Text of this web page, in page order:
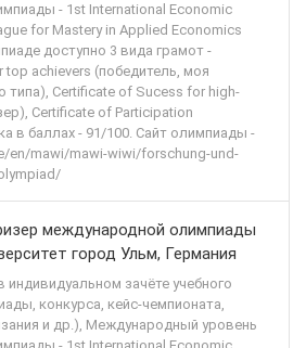
- 1st International Economic
for Mastery in Applied Economics
доступно 3 вида грамот -
top achievers (победитель, моя
типа), Certificate of Sucess for high-
Certificate of Participation
в баллах - 91/100. Сайт олимпиады -
en/mawi/mawi-wiwi/forschung-und-
международной олимпиады
город Ульм, Германия
зачёте учебного
конкурса, кейс-чемпионата,
и др.), Международный уровень